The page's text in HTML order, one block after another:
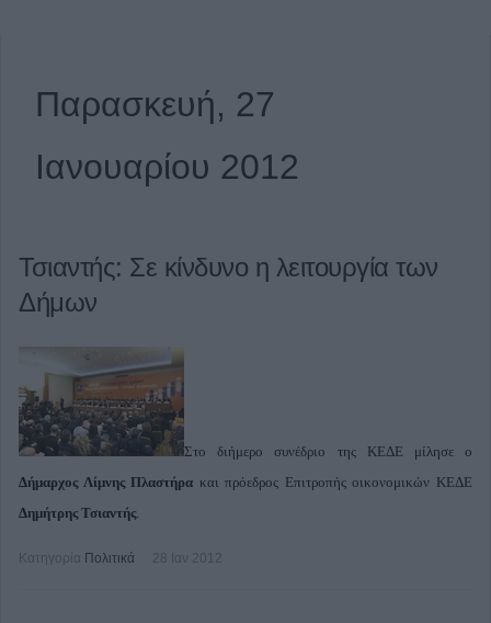
Παρασκευή, 27
Ιανουαρίου 2012
Τσιαντής: Σε κίνδυνο η λειτουργία των
Δήμων
Στο διήμερο συνέδριο της ΚΕΔΕ μίλησε ο
Δήμαρχος Λίμνης Πλαστήρα και πρόεδρος Επιτροπής οικονομικών ΚΕΔΕ
Δημήτρης Τσιαντής.
Κατηγορία Πολιτικά 28 Ιαν 2012